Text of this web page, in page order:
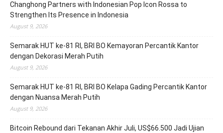
Changhong Partners with Indonesian Pop Icon Rossa to
Strengthen Its Presence in Indonesia
August 9, 2026
Semarak HUT ke-81 RI, BRI BO Kemayoran Percantik Kantor
dengan Dekorasi Merah Putih
August 9, 2026
Semarak HUT ke-81 RI, BRI BO Kelapa Gading Percantik Kantor
dengan Nuansa Merah Putih
August 9, 2026
Bitcoin Rebound dari Tekanan Akhir Juli, US$66.500 Jadi Ujian